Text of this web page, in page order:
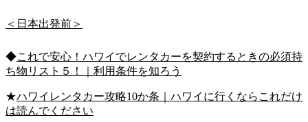
＜日本出発前＞
◆これで安心！ハワイでレンタカーを契約するときの必須持
ち物リスト５！｜利用条件を知ろう
★ハワイレンタカー攻略10か条｜ハワイに行くならこれだけ
は読んでください